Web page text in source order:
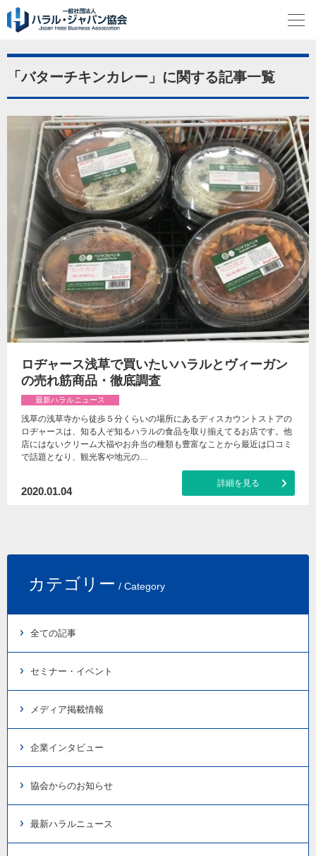
「バターチキンカレー」に関する記事一覧
ロヂャース浅草で買いたいハラルとヴィーガン
の売れ筋商品・徹底調査
最新ハラルニュース
浅草の浅草寺から徒歩５分くらいの場所にあるディスカウントストアの
ロヂャースは、知る人ぞ知るハラルの食品を取り揃えてるお店です。他
店にはないクリーム大福やお弁当の種類も豊富なことから最近は口コミ
で話題となり、観光客や地元の…
2020.01.04
詳細を見る
カテゴリー / Category
全ての記事
セミナー・イベント
メディア掲載情報
企業インタビュー
協会からのお知らせ
最新ハラルニュース